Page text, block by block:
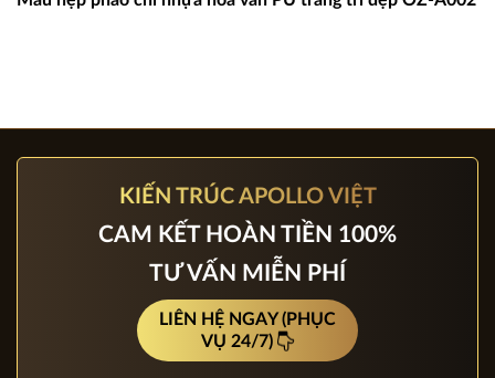
KIẾN TRÚC APOLLO VIỆT
CAM KẾT HOÀN TIỀN 100%
TƯ VẤN MIỄN PHÍ
LIÊN HỆ NGAY (PHỤC
VỤ 24/7)